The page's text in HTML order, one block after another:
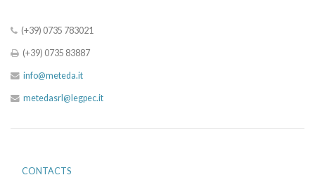
(+39) 0735 783021
(+39) 0735 83887
info@meteda.it
metedasrl@legpec.it
CONTACTS